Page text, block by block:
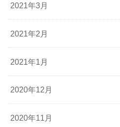
2021年3月
2021年2月
2021年1月
2020年12月
2020年11月